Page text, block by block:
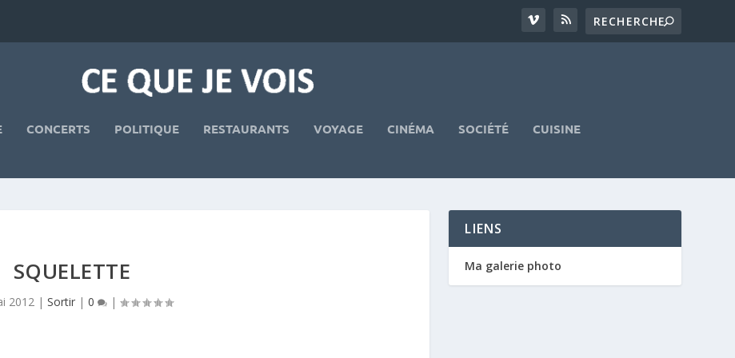
CONCERTS POLITIQUE RESTAURANTS VOYAGE CINÉMA SOCIÉTÉ CUISINE
SQUELETTE
2012 |Sortir |0 |
LIENS
Ma galerie photo